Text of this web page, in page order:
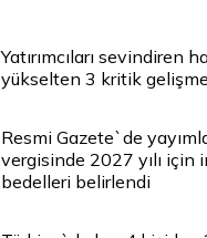
Yatırımcıları sevindiren
yükselten 3 kritik gelişme
Resmi Gazete`de
vergisinde 2027 yılı için
bedelleri belirlendi